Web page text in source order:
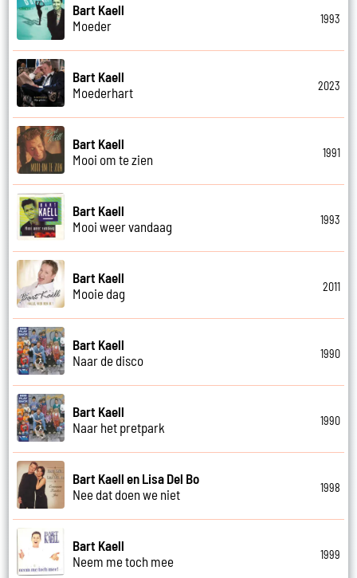
Bart Kaell
Moeder
1993
Bart Kaell
Moederhart
2023
Bart Kaell
Mooi om te zien
1991
Bart Kaell
Mooi weer vandaag
1993
Bart Kaell
Mooie dag
2011
Bart Kaell
Naar de disco
1990
Bart Kaell
Naar het pretpark
1990
Bart Kaell en Lisa Del Bo
Nee dat doen we niet
1998
Bart Kaell
Neem me toch mee
1999